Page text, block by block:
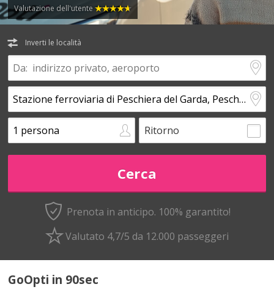
Valutazione dell'utente
Inverti le località
Ritorno
Prenota in anticipo. 100% garantito!
Valutato 4,7/5 da 12.000 passeggeri
GoOpti in 90sec